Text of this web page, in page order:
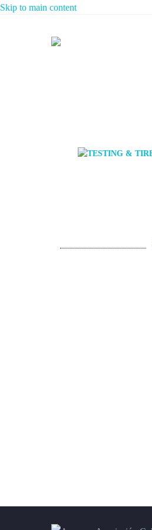
Skip to main content